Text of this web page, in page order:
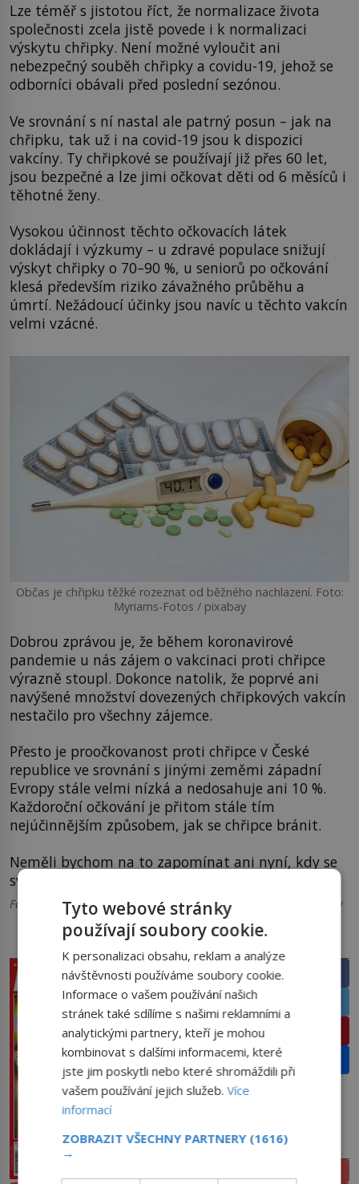
Lze téměř s jistotou říct, že normalizace života
společnosti zcela jistě povede i k normalizaci
výskytu chřipky. Není možné vyloučit ani
nebezpečný souběh chřipky a covidu-19, jehož se
odborníci obávali před poslední sezónou.
Ve srovnání s ní nastal ale patrný posun – jak na
chřipku, tak už i na covid-19 jsou k dispozici
vakcíny. Ty chřipkové se používají již přes 60 let,
jsou bezpečné a lze jimi očkovat děti od 6 měsíců i
těhotné ženy.
Vysokou účinnost těchto očkovacích látek
dokládají i výzkumy – u zdravé populace snižují
výskyt chřipky o 70–90 %, u seniorů po očkování
klesá především riziko závažného průběhu a
úmrtí. Nežádoucí účinky jsou navíc u těchto vakcín
velmi vzácné.
Občas je chřipku těžké rozeznat od běžného nachlazení. Foto:
Myriams-Fotos / pixabay
Dobrou zprávou je, že během koronavirové
pandemie u nás zájem o vakcinaci proti chřipce
výrazně stoupl. Dokonce natolik, že poprvé ani
navýšené množství dovezených chřipkových vakcín
nestačilo pro všechny zájemce.
Přesto je proočkovanost proti chřipce v České
republice ve srovnání s jinými zeměmi západní
Evropy stále velmi nízká a nedosahuje ani 10 %.
Každoroční očkování je přitom stále tím
nejúčinnějším způsobem, jak se chřipce bránit.
Neměli bychom na to zapomínat ani nyní, kdy se
svět točí hlavně kolem vakcinace proti covidu-19.
Foto: Úvodní foto: 4330009 / pixabay, Foto 1, 2, 3, 4 a 5 – pixabay
PRÁVĚ V PRODEJI SDÍLEJTE ČLÁNEK
Facebook
Twitter
Pinterest
Email
PŘEDPLATNÉ
Tyto webové stránky
používají soubory cookie.
K personalizaci obsahu, reklam a analýze
návštěvnosti používáme soubory cookie.
Informace o vašem používání našich
stránek také sdílíme s našimi reklamními a
analytickými partnery, kteří je mohou
kombinovat s dalšími informacemi, které
jste jim poskytli nebo které shromáždili při
vašem používání jejich služeb.Více
informací
ZOBRAZIT VŠECHNY PARTNERY (1616)
→